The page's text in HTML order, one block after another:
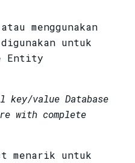
menggunakan
untuk
Entity
key/value Database
with complete
menarik untuk